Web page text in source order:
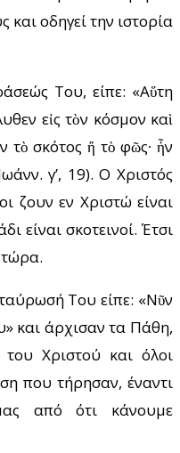
και οδηγεί την ιστορία
Του, είπε: «Αὕτη
εἰς τὸν κόσμον καὶ
τὸ σκότος ἤ τὸ φῶς∙ ἦν
γ’, 19). Ο Χριστός
ζουν εν Χριστώ είναι
είναι σκοτεινοί. Έτσι
τώρα.
Του είπε: «Νῦν
και άρχισαν τα Πάθη,
Χριστού και όλοι
που τήρησαν, έναντι
από ότι κάνουμε